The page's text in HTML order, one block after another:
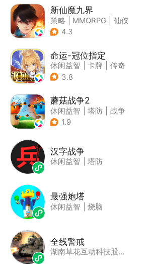
新仙魔九界
策略 MMORPG
仙侠
| 卡通
4.3
命运-冠位指定
休闲益智 卡牌
传奇
| 命运
3.8
蘑菇战争2
休闲益智 塔防
战争
| 战术竞技
1.9
汉字战争
休闲益智 塔防
最强炮塔
休闲益智 烧脑
全线警戒
湖南草花互动科技股份公司